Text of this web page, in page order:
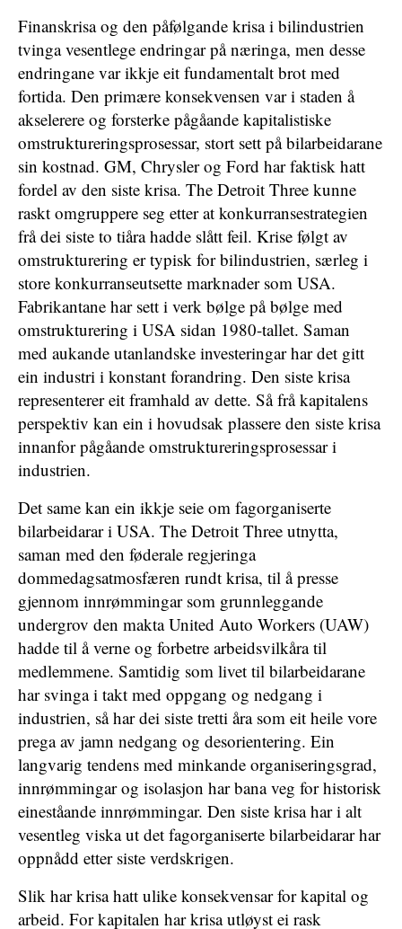
Finanskrisa og den påfølgande krisa i bilindustrien
tvinga vesentlege endringar på næringa, men desse
endringane var ikkje eit fundamentalt brot med
fortida. Den primære konsekvensen var i staden å
akselerere og forsterke pågåande kapitalistiske
omstruktureringsprosessar, stort sett på bilarbeidarane
sin kostnad. GM, Chrysler og Ford har faktisk hatt
fordel av den siste krisa. The Detroit Three kunne
raskt omgruppere seg etter at konkurransestrategien
frå dei siste to tiåra hadde slått feil. Krise følgt av
omstrukturering er typisk for bilindustrien, særleg i
store konkurranseutsette marknader som USA.
Fabrikantane har sett i verk bølge på bølge med
omstrukturering i USA sidan 1980-tallet. Saman
med aukande utanlandske investeringar har det gitt
ein industri i konstant forandring. Den siste krisa
representerer eit framhald av dette. Så frå kapitalens
perspektiv kan ein i hovudsak plassere den siste krisa
innanfor pågåande omstruktureringsprosessar i
industrien.
Det same kan ein ikkje seie om fagorganiserte
bilarbeidarar i USA. The Detroit Three utnytta,
saman med den føderale regjeringa
dommedagsatmosfæren rundt krisa, til å presse
gjennom innrømmingar som grunnleggande
undergrov den makta United Auto Workers (UAW)
hadde til å verne og forbetre arbeidsvilkåra til
medlemmene. Samtidig som livet til bilarbeidarane
har svinga i takt med oppgang og nedgang i
industrien, så har dei siste tretti åra som eit heile vore
prega av jamn nedgang og desorientering. Ein
langvarig tendens med minkande organiseringsgrad,
innrømmingar og isolasjon har bana veg for historisk
eineståande innrømmingar. Den siste krisa har i alt
vesentleg viska ut det fagorganiserte bilarbeidarar har
oppnådd etter siste verdskrigen.
Slik har krisa hatt ulike konsekvensar for kapital og
arbeid. For kapitalen har krisa utløyst ei rask